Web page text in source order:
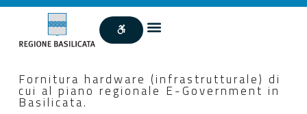
Fornitura hardware (infrastrutturale) di
cui al piano regionale E-Government in
Basilicata.